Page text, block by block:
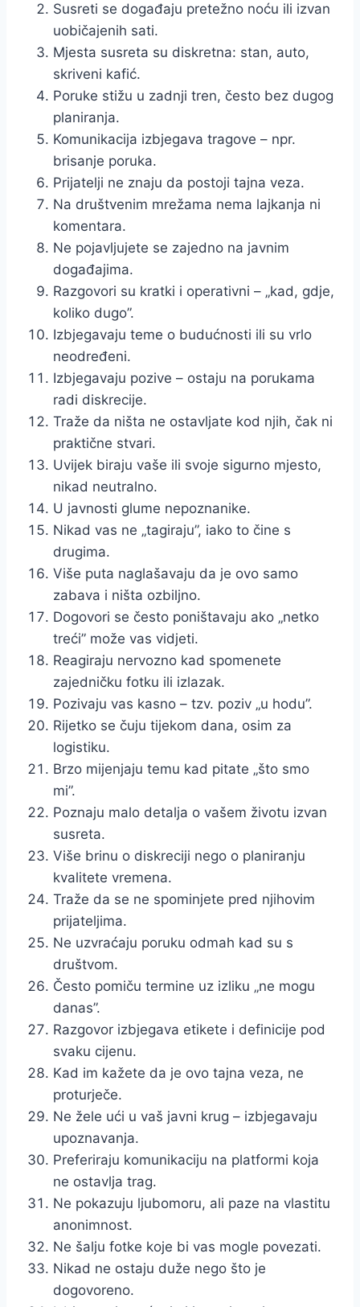
Susreti se događaju pretežno noću ili izvan
uobičajenih sati.
Mjesta susreta su diskretna: stan, auto,
skriveni kafić.
Poruke stižu u zadnji tren, često bez dugog
planiranja.
Komunikacija izbjegava tragove – npr.
brisanje poruka.
Prijatelji ne znaju da postoji tajna veza.
Na društvenim mrežama nema lajkanja ni
komentara.
Ne pojavljujete se zajedno na javnim
događajima.
Razgovori su kratki i operativni – „kad, gdje,
koliko dugo”.
Izbjegavaju teme o budućnosti ili su vrlo
neodređeni.
Izbjegavaju pozive – ostaju na porukama
radi diskrecije.
Traže da ništa ne ostavljate kod njih, čak ni
praktične stvari.
Uvijek biraju vaše ili svoje sigurno mjesto,
nikad neutralno.
U javnosti glume nepoznanike.
Nikad vas ne „tagiraju”, iako to čine s
drugima.
Više puta naglašavaju da je ovo samo
zabava i ništa ozbiljno.
Dogovori se često poništavaju ako „netko
treći” može vas vidjeti.
Reagiraju nervozno kad spomenete
zajedničku fotku ili izlazak.
Pozivaju vas kasno – tzv. poziv „u hodu”.
Rijetko se čuju tijekom dana, osim za
logistiku.
Brzo mijenjaju temu kad pitate „što smo
mi”.
Poznaju malo detalja o vašem životu izvan
susreta.
Više brinu o diskreciji nego o planiranju
kvalitete vremena.
Traže da se ne spominjete pred njihovim
prijateljima.
Ne uzvraćaju poruku odmah kad su s
društvom.
Često pomiču termine uz izliku „ne mogu
danas”.
Razgovor izbjegava etikete i definicije pod
svaku cijenu.
Kad im kažete da je ovo tajna veza, ne
proturječe.
Ne žele ući u vaš javni krug – izbjegavaju
upoznavanja.
Preferiraju komunikaciju na platformi koja
ne ostavlja trag.
Ne pokazuju ljubomoru, ali paze na vlastitu
anonimnost.
Ne šalju fotke koje bi vas mogle povezati.
Nikad ne ostaju duže nego što je
dogovoreno.